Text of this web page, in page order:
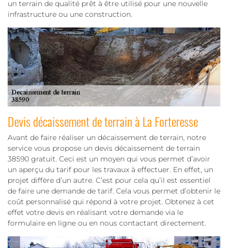
un terrain de qualité prêt à être utilisé pour une nouvelle
infrastructure ou une construction.
Devis décaissement de terrain à La Forteresse
Avant de faire réaliser un décaissement de terrain, notre
service vous propose un devis décaissement de terrain
38590 gratuit. Ceci est un moyen qui vous permet d’avoir
un aperçu du tarif pour les travaux à effectuer. En effet, un
projet diffère d’un autre. C’est pour cela qu’il est essentiel
de faire une demande de tarif. Cela vous permet d’obtenir le
coût personnalisé qui répond à votre projet. Obtenez à cet
effet votre devis en réalisant votre demande via le
formulaire en ligne ou en nous contactant directement.